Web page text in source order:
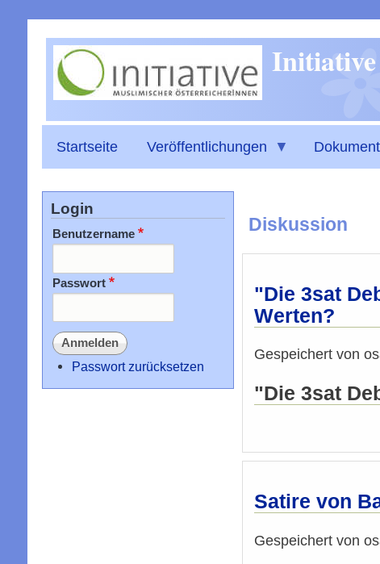
Startseite Veröffentlichungen
Diskussion
"Die 3sat
Werten?
Gespeichert von
"Die 3sat
Satire von
Gespeichert von
Login
Benutzername
Passwort
Passwort zurücksetzen